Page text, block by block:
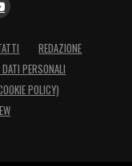
REDAZIONE
PERSONALI
POLICY)